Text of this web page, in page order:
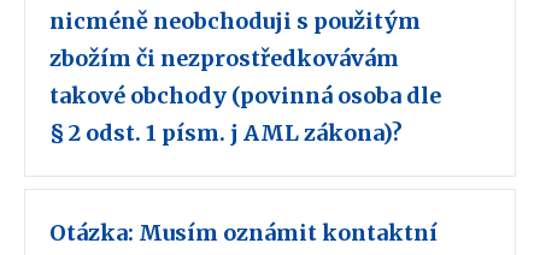
nicméně neobchoduji s použitým
zbožím či nezprostředkovávám
takové obchody (povinná osoba dle
§ 2 odst. 1 písm. j AML zákona)?
Otázka: Musím oznámit kontaktní